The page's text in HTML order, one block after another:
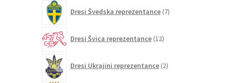
Dresi Švedska reprezentance 7izdelkov
Dresi Švica reprezentance 12izdelkov
Dresi Ukrajini reprezentance 2izdelka